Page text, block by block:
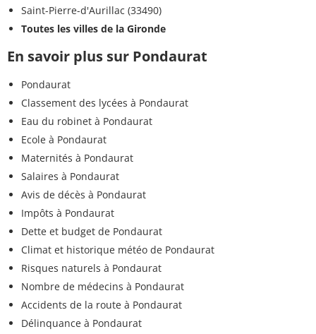
Saint-Pierre-d'Aurillac (33490)
Toutes les villes de la Gironde
En savoir plus sur Pondaurat
Pondaurat
Classement des lycées à Pondaurat
Eau du robinet à Pondaurat
Ecole à Pondaurat
Maternités à Pondaurat
Salaires à Pondaurat
Avis de décès à Pondaurat
Impôts à Pondaurat
Dette et budget de Pondaurat
Climat et historique météo de Pondaurat
Risques naturels à Pondaurat
Nombre de médecins à Pondaurat
Accidents de la route à Pondaurat
Délinquance à Pondaurat